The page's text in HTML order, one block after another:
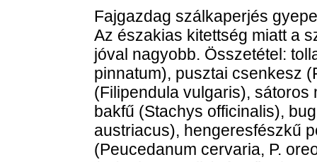
Fajgazdag szálkaperjés
Az északias kitettség miatt a
jóval nagyobb. Összetétel:
pinnatum), pusztai csenkesz
(Filipendula vulgaris), sátoros
bakfű (Stachys officinalis),
austriacus), hengeresfészkű
(Peucedanum cervaria, P.